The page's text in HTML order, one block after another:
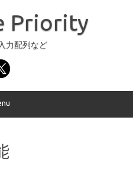
Priority
力配列など